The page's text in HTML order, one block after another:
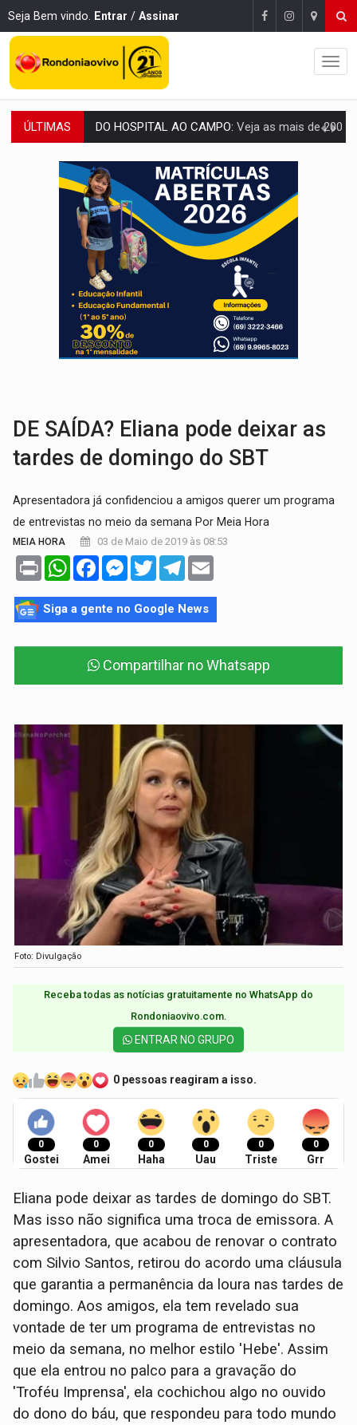
Seja Bem vindo. Entrar / Assinar
ÚLTIMAS EXPANSÃO:Grupo Nova Era amplia presença em PVH e transforma Aramix
ROTA GLOBAL:PCC amplia presença internacional e transforma Brasil em
CONEXÃO RONDONIAOVIVO:Museólogo Antônio Ocampo conduz a história de
EXTENSÃO DE DANOS:Ferroviários pedem ao Iphan recuperação de área
VARIANDO O CARDÁPIO:Veja essa receita de carne assada para o
PREJUÍZO AOS ESTUDANTES:Greve dos professores em PVH é
POSSESSÃO DE DEBORAH LOGAN:
TRANSPARÊNCIA: TCE reúne candidatos ao Governo e apresenta
DE SAÍDA? Eliana pode deixar as
tardes de domingo do SBT
Apresentadora já confidenciou a amigos querer um programa
de entrevistas no meio da semana Por Meia Hora
MEIA HORA 03 de Maio de 2019 às 08:53
Print WhatsAppFacebookMessenger
TwitterTelegram
Siga a gente no Google News
Compartilhar no Whatsapp
Foto: Divulgação
Receba todas as notícias gratuitamente no WhatsApp do
Rondoniaovivo.com.​
ENTRAR NO GRUPO
0 pessoas reagiram a isso.
0
Gostei
0
Amei
0
Haha
0
Uau
0
Triste
0
Grr
Eliana pode deixar as tardes de domingo do SBT.
Mas isso não significa uma troca de emissora. A
apresentadora, que acabou de renovar o contrato
com Silvio Santos, retirou do acordo uma cláusula
que garantia a permanência da loura nas tardes de
domingo. Aos amigos, ela tem revelado sua
vontade de ter um programa de entrevistas no
meio da semana, no melhor estilo 'Hebe'. Assim
que ela entrou no palco para a gravação do
'Troféu Imprensa', ela cochichou algo no ouvido
do dono do báu, que respondeu para todo mundo